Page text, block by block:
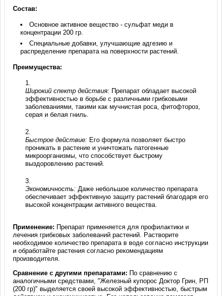
Состав:
Основное активное вещество - сульфат меди в
концентрации 200 гр.
Специальные добавки, улучшающие адгезию и
распределение препарата на поверхности растений.
Преимущества:
Широкий спектр действия: Препарат обладает высокой
эффективностью в борьбе с различными грибковыми
заболеваниями, такими как мучнистая роса, фитофтороз,
серая и белая гниль.
Быстрое действие: Его формула позволяет быстро
проникать в растение и уничтожать патогенные
микроорганизмы, что способствует быстрому
выздоровлению растений.
Экономичность: Даже небольшое количество препарата
обеспечивает эффективную защиту растений благодаря его
высокой концентрации активного вещества.
Применение: Препарат применяется для профилактики и
лечения грибковых заболеваний растений. Растворите
необходимое количество препарата в воде согласно инструкции
и обработайте растения согласно рекомендациям
производителя.
Сравнение с другими препаратами: По сравнению с
аналогичными средствами, "Железный купорос Доктор Грин, РП
(200 гр)" выделяется своей высокой эффективностью, быстрым